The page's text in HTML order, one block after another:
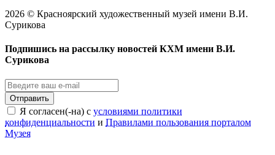
2026 © Красноярский художественный музей имени В.И.
Сурикова
Подпишись на рассылку новостей КХМ имени В.И.
Сурикова
Отправить
Я согласен(-на) с условиями политики
конфиденциальности и Правилами пользования порталом
Музея